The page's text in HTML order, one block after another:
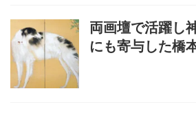
両画壇で活躍し
にも寄与した橋